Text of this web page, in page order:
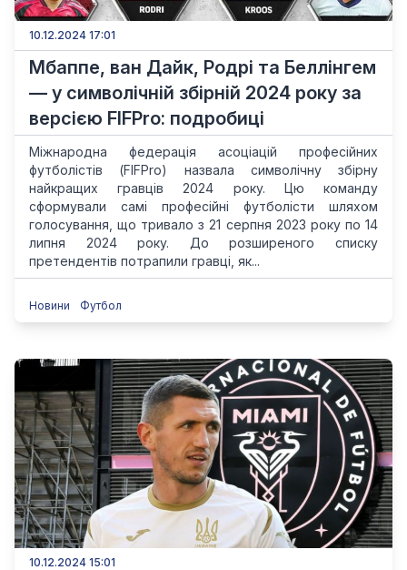
10.12.2024 17:01
Мбаппе, ван Дайк, Родрі та Беллінгем
— у символічній збірній 2024 року за
версією FIFPro: подробиці
Міжнародна федерація асоціацій професійних
футболістів (FIFPro) назвала символічну збірну
найкращих гравців 2024 року. Цю команду
сформували самі професійні футболісти шляхом
голосування, що тривало з 21 серпня 2023 року по 14
липня 2024 року. До розширеного списку
претендентів потрапили гравці, як...
Новини Футбол
10.12.2024 15:01